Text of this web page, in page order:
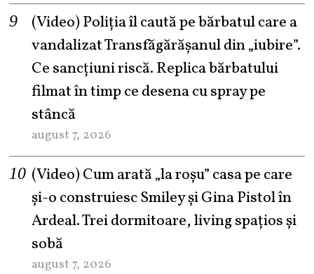
(Video) Poliția îl caută pe bărbatul care a
vandalizat Transfăgărășanul din „iubire”.
Ce sancțiuni riscă. Replica bărbatului
filmat în timp ce desena cu spray pe
stâncă
august 7, 2026
(Video) Cum arată „la roşu” casa pe care
şi-o construiesc Smiley şi Gina Pistol în
Ardeal. Trei dormitoare, living spațios și
sobă
august 7, 2026